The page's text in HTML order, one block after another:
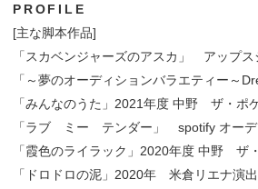
PROFILE
[主な脚本作品]
「スカベンジャーズのアスカ」 アップス
「～夢のオーディションバラエティー～
「みんなのうた」2021年度 中野 ザ・ポ
「ラブ ミー テンダー」 spotify オーデ
「霞色のライラック」2020年度 中野 ザ
「ドロドロの泥」2020年 米倉リエナ演